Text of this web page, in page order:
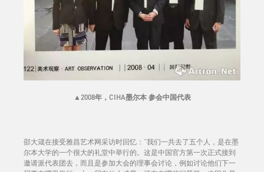
▲2008年，CIHA墨尔本 参会中国代表
邵大箴在接受雅昌艺术网采访时回忆：“我们一共去了五个人，是在墨
尔本大学的一个很大的礼堂中举行的。这是中国官方第一次正式接到
邀请派代表团去，而且是参加大会的理事会讨论，例如讨论他们下一